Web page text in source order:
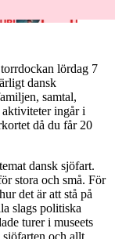
lördag 7
dansk
samtal,
ingår i
då du får 20
dansk sjöfart.
stora och små. För
det är att stå på
slags politiska
turer i museets
och allt